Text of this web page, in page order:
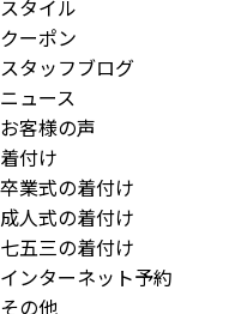
スタイル
クーポン
スタッフブログ
ニュース
お客様の声
着付け
卒業式の着付け
成人式の着付け
七五三の着付け
インターネット予約
その他